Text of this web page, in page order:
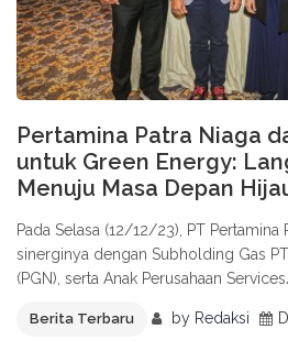
Pertamina Patra Niaga
untuk Green Energy:
Menuju Masa Depan
Pada Selasa (12/12/23), PT Pertamina
sinerginya dengan Subholding Gas
(PGN), serta Anak Perusahaan
Berita Terbaru by Redaksi